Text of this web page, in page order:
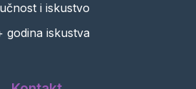
i iskustvo
godina iskustva